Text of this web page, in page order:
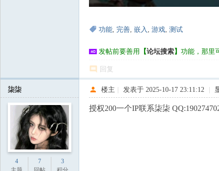
功能, 完善, 嵌入 , 游戏, 测试
发帖前要善用 【论坛搜索】 功能，那里
回复
柒柒
4
7
3
楼主 发表于 2025-10-17 23:11:12
授权200一个IP联系柒柒